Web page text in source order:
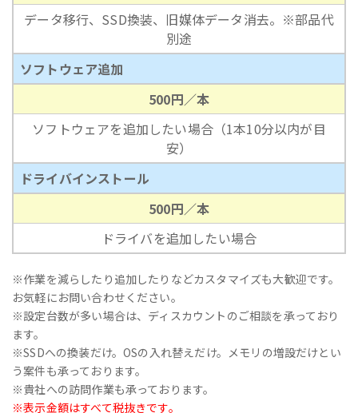
データ移行、SSD換装、旧媒体データ消去。※部品代
別途
ソフトウェア追加
500円／本
ソフトウェアを追加したい場合（1本10分以内が目
安）
ドライバインストール
500円／本
ドライバを追加したい場合
※作業を減らしたり追加したりなどカスタマイズも大歓迎です。
お気軽にお問い合わせください。
※設定台数が多い場合は、ディスカウントのご相談を承っており
ます。
※SSDへの換装だけ。OSの入れ替えだけ。メモリの増設だけとい
う案件も承っております。
※貴社への訪問作業も承っております。
※表示金額はすべて税抜きです。